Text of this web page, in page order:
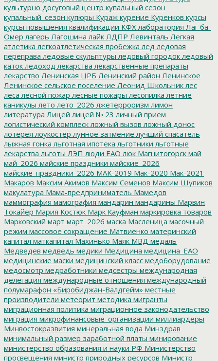
культурно досуговый центр купальный сезон
купальный_сезон купюры Кураж курение Куренков курсы
курсы повышения квалификации КФХ лаборатория Лаг ба-
Омер лагерь Лагошина лайк ЛДПР Левинталь Легкая
атлетика легкоатлетическая пробежка лед ледовая
переправа ледовые скульптуры ледовый городок ледовый
каток ледоход лекарства лекарственные препараты
лекарство Ленинская ЦРБ Ленинский район Ленинское
Ленинское сельское поселение Леонид Школьник лес
леса лесной пожар лесные пожары лесопилка летние
каникулы лето лето_2026 лжетерроризм лимон
литература Лицей лицей № 23 личный прием
логистический комплеск ложный вызов ложный донос
лотерея лоукостер лунное затмение лучший спасатель
лыжная гонка льготная ипотека льготники льготные
лекарства льготы ЛЭП люди ЕАО люк Магнитогорск май
май_2026 майские праздники майские_2026
майские_праздники_2026 МАК-2019 Мак-2020 Мак-2021
Макаров Максим Акимов Максим Семенов Максим Шупиков
макулатура Мама-предприниматель Мамедов
маммография мамография мандарин мандарины Марвин
Токайер Мария Костюк Марк Кауфман маркировка товаров
Марковский март март_2026 маска Масленица масочный
режим массовое сокращение Матвиенко материнский
капитал маткапитал Махинько Маяк МВД медаль
Медведев медведь медики Медицина медицина_ЕАО
медицинские маски медицинский класс медоборудование
медосмотр медработники медсестры международная
делегация международные отношения международный
полумарафон «Биробиджан-Валдгейм» местные
производители метеорит методика мигранты
миграционная политика миграционное законодательство
миграция микрофинансовые_организации миллиардеры
Минвостокразвития минеральная вода Минздрав
минимальный размер заработной платы минирование
министерство образования и науки РФ Министерство
просвещения министр природных ресурсов Министр